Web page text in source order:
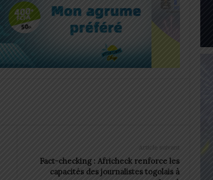
Article suivant
Fact-checking : Africheck renforce les
capacités des journalistes togolais à